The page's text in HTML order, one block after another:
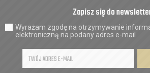
Zapisz się do
Wyrażam zgodę na otrzymywanie
elektroniczną na podany adres e-mail